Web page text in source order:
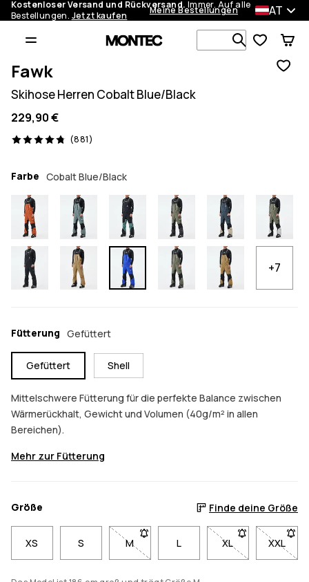
Kostenloser Versand und Rückversand. Immer. Auf alle
Bestellungen. Jetzt kaufen Meine Bestellungen AT
Fawk
Skihose Herren Cobalt Blue/Black
229,90 €
(881)
881 Reviews, 4.8/5
Farbe Cobalt Blue/Black
+7
Fütterung Gefüttert
Gefüttert Shell
Mittelschwere Fütterung für die perfekte Balance zwischen
Wärmerückhalt, Gewicht und Volumen (40g/m² in allen
Bereichen).
Mehr zur Fütterung
Größe Finde deine Größe
XS S M- Größe M nicht verfügbar. Klicke, um
L XL- Größe XL nicht
XXL
-